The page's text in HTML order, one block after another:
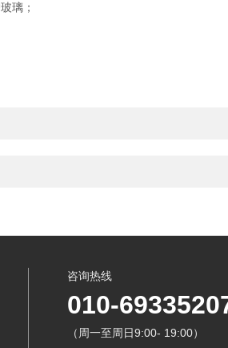
璃；
咨询热线
010-
（周一至周日9:00- 19:00）